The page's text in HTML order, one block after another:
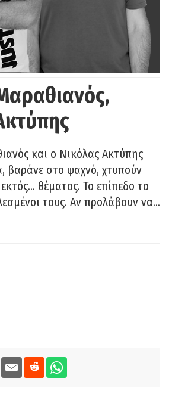
και ο Νικόλας Ακτύπης
βαράνε στο ψαχνό, χτυπούν
θέματος. Το επίπεδο το
τους. Αν προλάβουν να…